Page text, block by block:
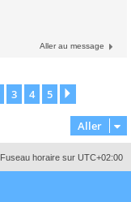
Aller au message
3 4 5
Aller
Fuseau horaire sur UTC+02:00